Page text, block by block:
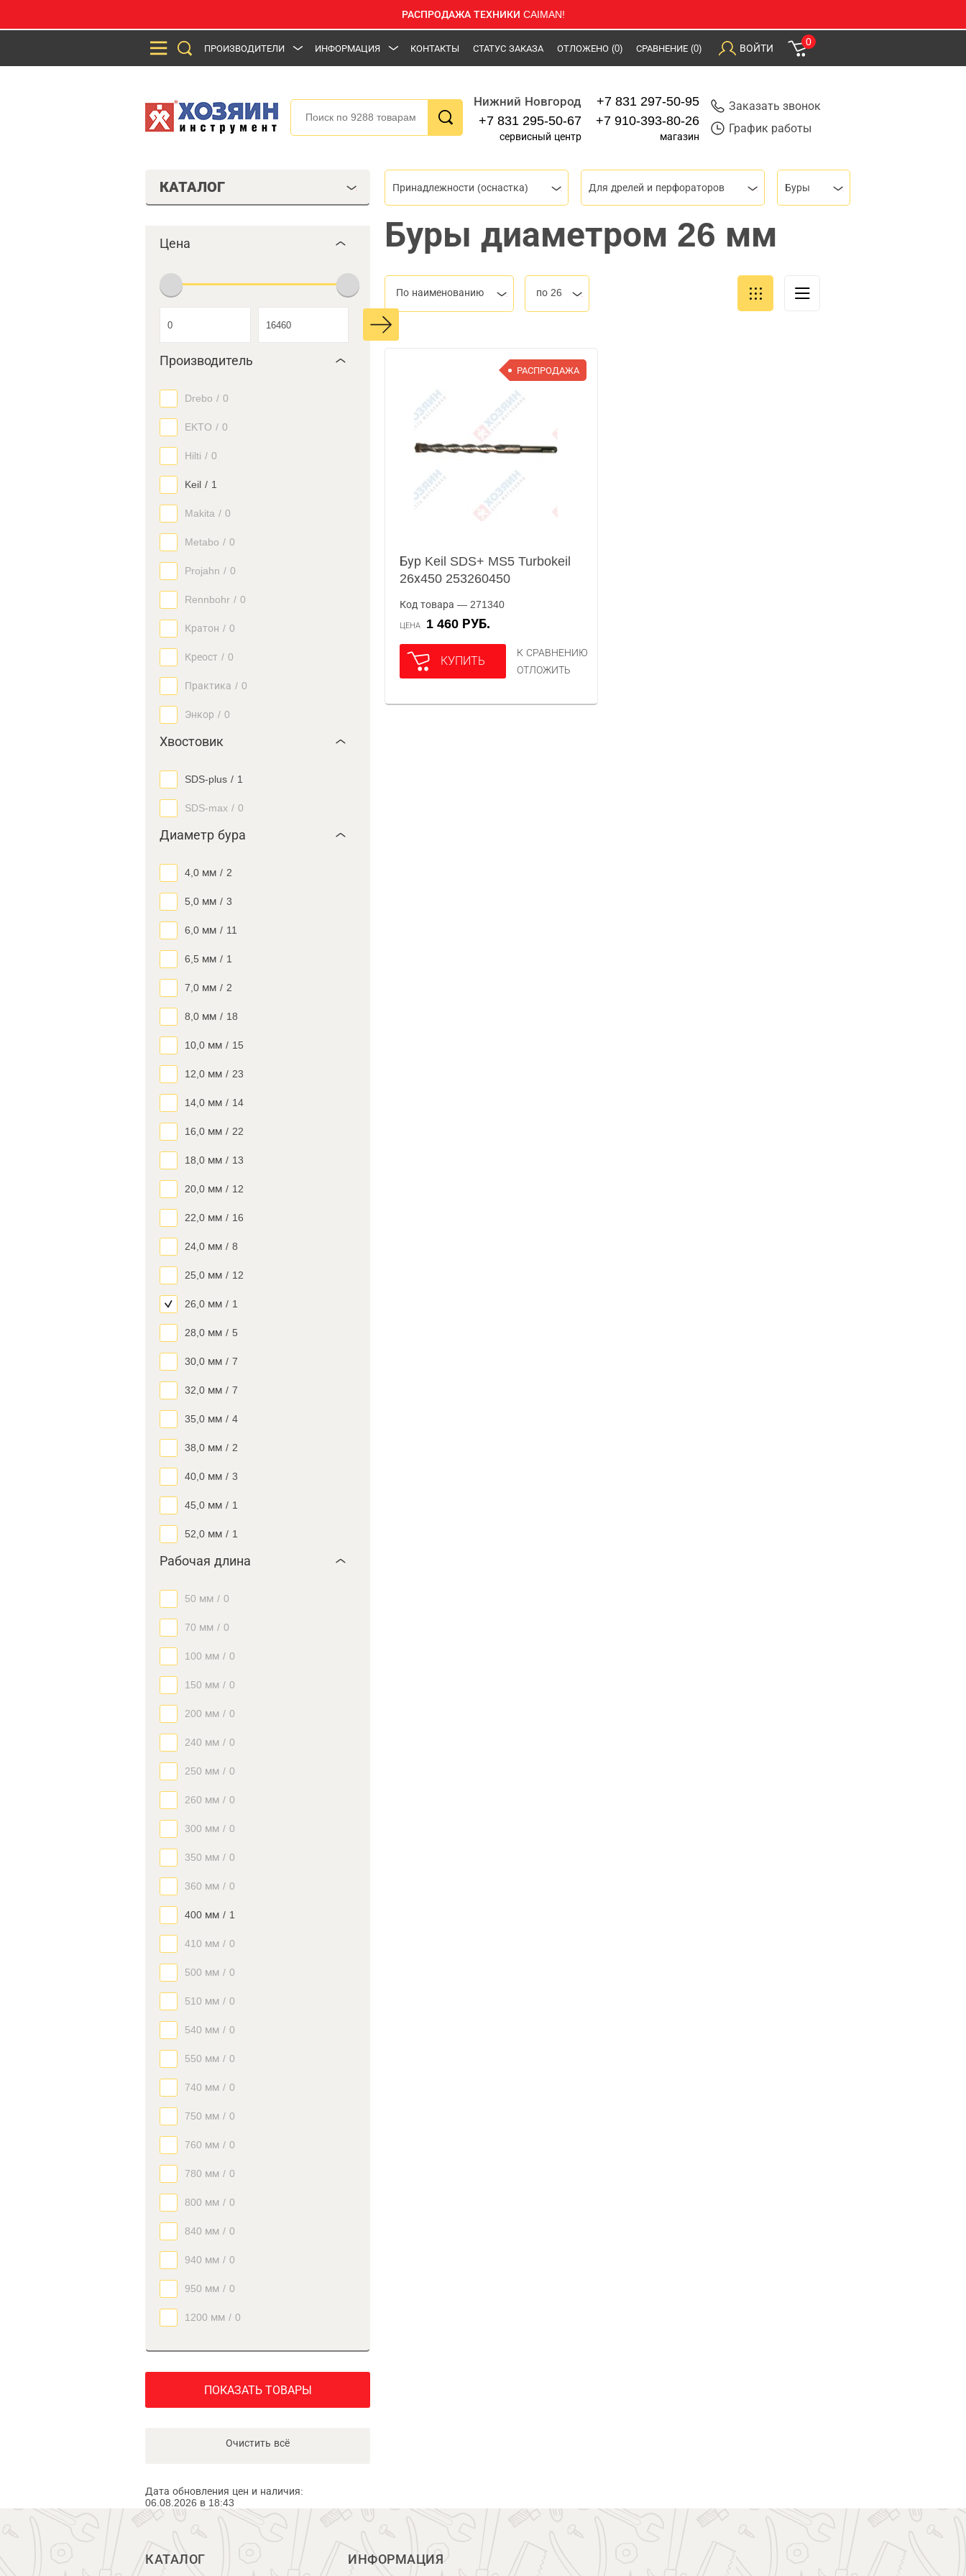
РАСПРОДАЖА ТЕХНИКИ CAIMAN!
ПРОИЗВОДИТЕЛИ ИНФОРМАЦИЯ КОНТАКТЫ СТАТУС ЗАКАЗА ОТЛОЖЕНО (0) СРАВНЕНИЕ (0) ВОЙТИ
0
Нижний Новгород
+7 831 295-50-67
сервисный центр
+7 831 297-50-95
+7 910-393-80-26
магазин
Заказать звонок
График работы
КАТАЛОГ
Цена
Производитель
Drebo / 0
EKTO / 0
Hilti / 0
Keil / 1
Makita / 0
Metabo / 0
Projahn / 0
Rennbohr / 0
Кратон / 0
Креост / 0
Практика / 0
Энкор / 0
Хвостовик
SDS-plus / 1
SDS-max / 0
Диаметр бура
4,0 мм / 2
5,0 мм / 3
6,0 мм / 11
6,5 мм / 1
7,0 мм / 2
8,0 мм / 18
10,0 мм / 15
12,0 мм / 23
14,0 мм / 14
16,0 мм / 22
18,0 мм / 13
20,0 мм / 12
22,0 мм / 16
24,0 мм / 8
25,0 мм / 12
26,0 мм / 1
28,0 мм / 5
30,0 мм / 7
32,0 мм / 7
35,0 мм / 4
38,0 мм / 2
40,0 мм / 3
45,0 мм / 1
52,0 мм / 1
Рабочая длина
50 мм / 0
70 мм / 0
100 мм / 0
150 мм / 0
200 мм / 0
240 мм / 0
250 мм / 0
260 мм / 0
300 мм / 0
350 мм / 0
360 мм / 0
400 мм / 1
410 мм / 0
500 мм / 0
510 мм / 0
540 мм / 0
550 мм / 0
740 мм / 0
750 мм / 0
760 мм / 0
780 мм / 0
800 мм / 0
840 мм / 0
940 мм / 0
950 мм / 0
1200 мм / 0
ПОКАЗАТЬ ТОВАРЫ
Очистить всё
Дата обновления цен и наличия:
06.08.2026 в 18:43
Принадлежности (оснастка) Для дрелей и перфораторов Буры
Буры диаметром 26 мм
По наименованию по 26
РАСПРОДАЖА
Бур Keil SDS+ MS5 Turbokeil
26х450 253260450
Код товара — 271340
ЦЕНА 1 460 РУБ.
КУПИТЬ
К СРАВНЕНИЮ
ОТЛОЖИТЬ
КАТАЛОГ ИНФОРМАЦИЯ